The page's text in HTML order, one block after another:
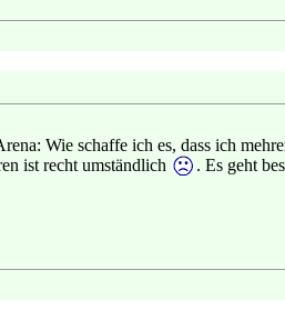
Wie schaffe ich es, dass ich
ist recht umständlich
. Es geht